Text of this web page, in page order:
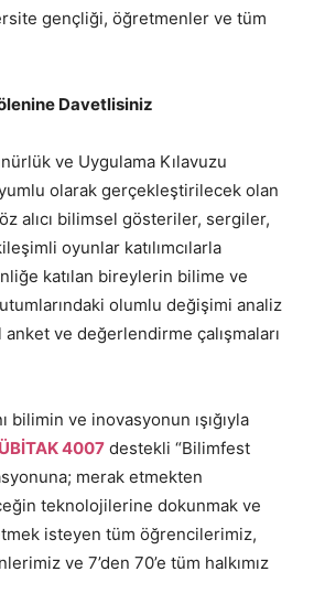
gençliği, öğretmenler ve tüm
Davetlisiniz
ve Uygulama Kılavuzu
olarak gerçekleştirilecek olan
alıcı bilimsel gösteriler, sergiler,
oyunlar katılımcılarla
katılan bireylerin bilime ve
olumlu değişimi analiz
ve değerlendirme çalışmaları
bilimin ve inovasyonun ışığıyla
4007 destekli “Bilimfest
merak etmekten
teknolojilerine dokunmak ve
isteyen tüm öğrencilerimiz,
ve 7’den 70’e tüm halkımız